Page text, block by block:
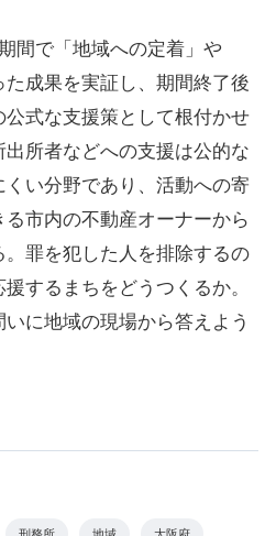
間で「地域への定着」や
た成果を実証し、期間終了後
公式な支援策として根付かせ
所者などへの支援は公的な
い分野であり、活動への寄
市内の不動産オーナーから
罪を犯した人を排除するの
するまちをどうつくるか。
に地域の現場から答えよう